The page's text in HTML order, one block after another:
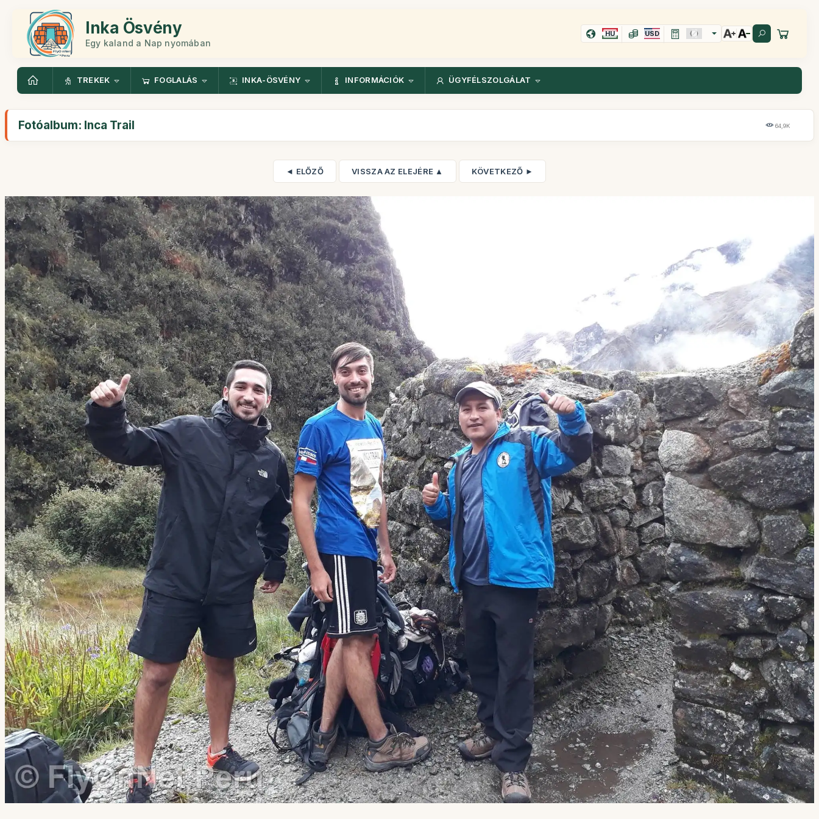
Inka Ösvény
Egy kaland a Nap nyomában
HU USD
TREKEK FOGLALÁS INKA-ÖSVÉNY INFORMÁCIÓK ÜGYFÉLSZOLGÁLAT
Fotóalbum: Inca Trail 64,9K
◄ ELŐZŐ VISSZA AZ ELEJÉRE ▲ KÖVETKEZŐ ►